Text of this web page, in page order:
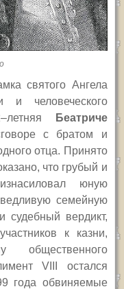
святого Ангела
и человеческого
Беатриче
с братом и
отца. Принято
что грубый и
юную
семейную
судебный вердикт,
к казни,
общественного
VIII остался
года обвиняемые